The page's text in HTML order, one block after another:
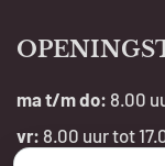
ma t/m do: 8.00
vr: 8.00 uur tot